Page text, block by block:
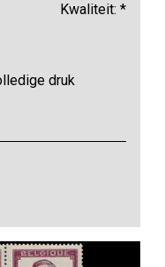
Kwaliteit: *
druk